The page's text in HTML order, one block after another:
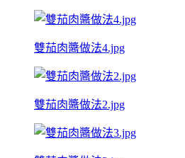
雙茄肉醬做法4.jpg
雙茄肉醬做法2.jpg